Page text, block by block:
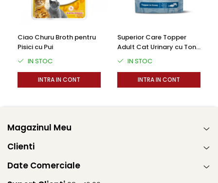
Ciao Churu Broth pentru
Pisici cu Pui
IN STOC
INTRA IN CONT
Superior Care Topper
Adult Cat Urinary cu Ton
si Somon 70g
IN STOC
INTRA IN CONT
Magazinul Meu
Clienti
Date Comerciale